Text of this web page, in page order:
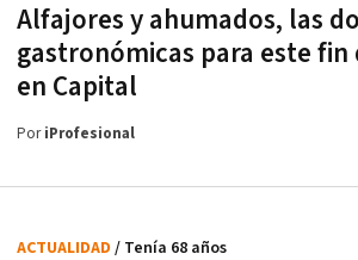
Alfajores y ahumados, las
gastronómicas para este fin
en Capital
PoriProfesional
ACTUALIDAD / Tenía 68 años